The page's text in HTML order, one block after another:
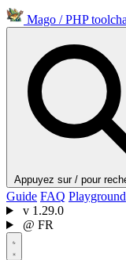
Mago / PHP
Appuyez sur / pour
Guide FAQ Playground
v 1.29.0
@ FR